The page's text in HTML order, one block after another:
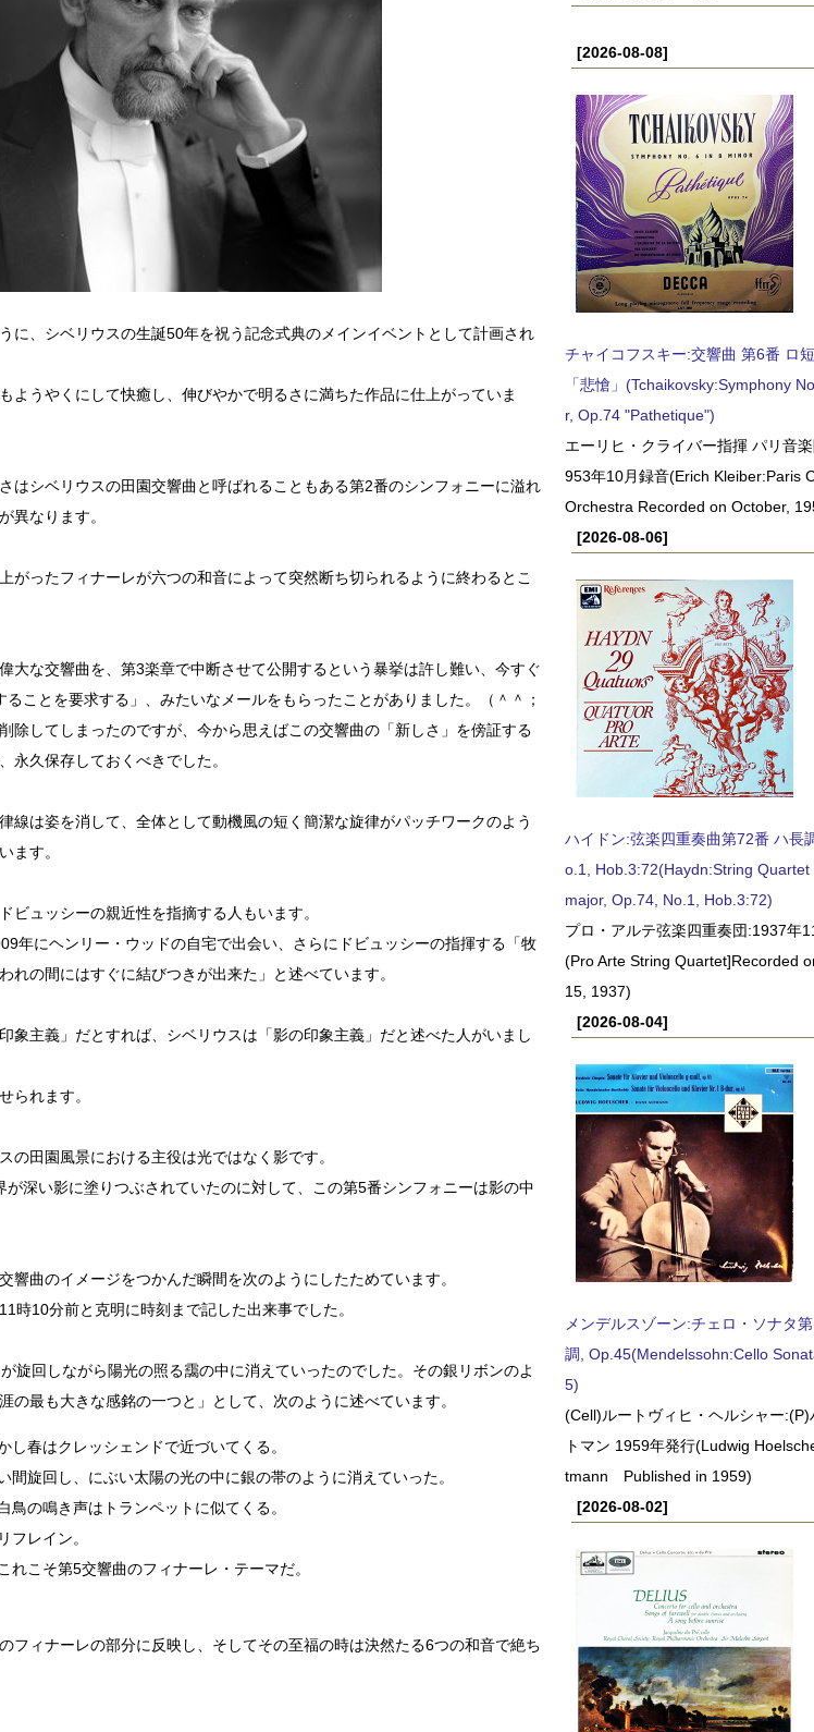
に、シベリウスの生誕50年を祝う記念式典のメインイベントとして計画され
ようやくにして快癒し、伸びやかで明るさに満ちた作品に仕上がっていま
はシベリウスの田園交響曲と呼ばれることもある第2番のシンフォニーに溢れ
異なります。
がったフィナーレが六つの和音によって突然断ち切られるように終わるとこ
大な交響曲を、第3楽章で中断させて公開するという暴挙は許し難い、今すぐ
ことを要求する」、みたいなメールをもらったことがありました。（＾＾；
除してしまったのですが、今から思えばこの交響曲の「新しさ」を傍証する
永久保存しておくべきでした。
線は姿を消して、全体として動機風の短く簡潔な旋律がパッチワークのよう
ます。
ビュッシーの親近性を指摘する人もいます。
年にヘンリー・ウッドの自宅で出会い、さらにドビュッシーの指揮する「牧
れの間にはすぐに結びつきが出来た」と述べています。
象主義」だとすれば、シベリウスは「影の印象主義」だと述べた人がいまし
られます。
の田園風景における主役は光ではなく影です。
深い影に塗りつぶされていたのに対して、この第5番シンフォニーは影の中
響曲のイメージをつかんだ瞬間を次のようにしたためています。
時10分前と克明に時刻まで記した出来事でした。
旋回しながら陽光の照る靄の中に消えていったのでした。その銀リボンのよ
の最も大きな感銘の一つと」として、次のように述べています。
し春はクレッシェンドで近づいてくる。
間旋回し、にぶい太陽の光の中に銀の帯のように消えていった。
鳥の鳴き声はトランペットに似てくる。
フレイン。
れこそ第5交響曲のフィナーレ・テーマだ。
フィナーレの部分に反映し、そしてその至福の時は決然たる6つの和音で絶ち
[2026-08-08]
チャイコフスキー:交響曲 第6番 ロ
「悲愴」(Tchaikovsky:Symphony
r, Op.74 "Pathetique")
エーリヒ・クライバー指揮 パリ音
953年10月録音(Erich Kleiber:Paris
Orchestra Recorded on October,
[2026-08-06]
ハイドン:弦楽四重奏曲第72番 ハ長
o.1, Hob.3:72(Haydn:String Quartet
major, Op.74, No.1, Hob.3:72)
プロ・アルテ弦楽四重奏団:1937年
(Pro Arte String Quartet]Recorded
15, 1937)
[2026-08-04]
メンデルスゾーン:チェロ・ソナタ
調, Op.45(Mendelssohn:Cello
5)
(Cell)ルートヴィヒ・ヘルシャー
トマン 1959年発行(Ludwig
tmann Published in 1959)
[2026-08-02]